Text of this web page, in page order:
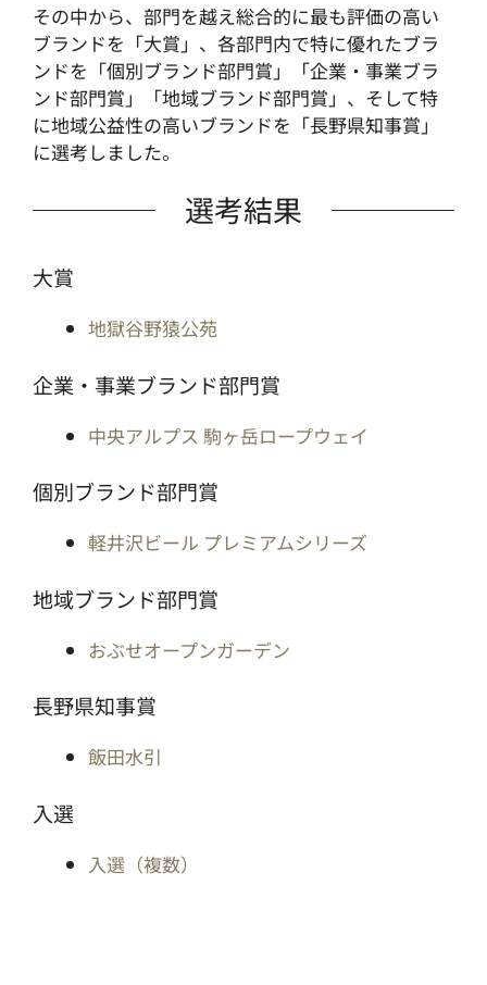
その中から、部門を越え総合的に最も評価の高い
ブランドを「大賞」、各部門内で特に優れたブラ
ンドを「個別ブランド部門賞」「企業・事業ブラ
ンド部門賞」「地域ブランド部門賞」、そして特
に地域公益性の高いブランドを「長野県知事賞」
に選考しました。
選考結果
大賞
地獄谷野猿公苑
企業・事業ブランド部門賞
中央アルプス 駒ヶ岳ロープウェイ
個別ブランド部門賞
軽井沢ビール プレミアムシリーズ
地域ブランド部門賞
おぶせオープンガーデン
長野県知事賞
飯田水引
入選
入選（複数）